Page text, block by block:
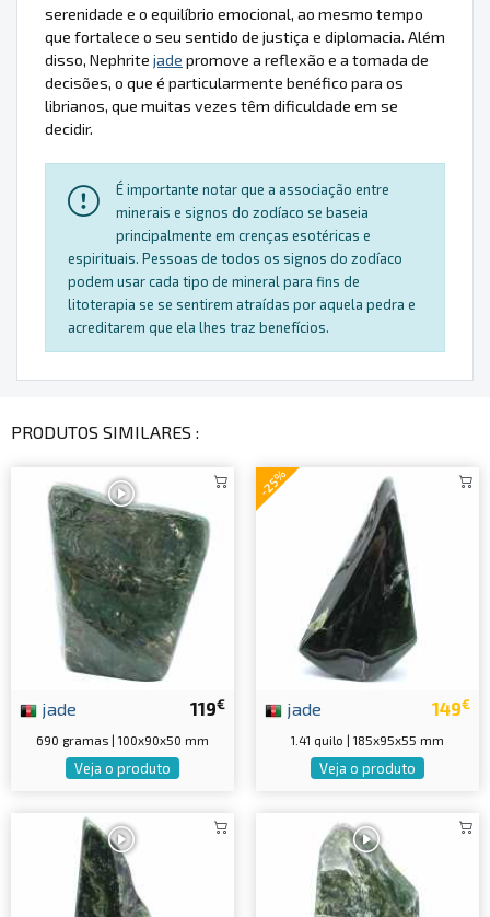
serenidade e o equilíbrio emocional, ao mesmo tempo
que fortalece o seu sentido de justiça e diplomacia. Além
disso, Nephrite jade promove a reflexão e a tomada de
decisões, o que é particularmente benéfico para os
librianos, que muitas vezes têm dificuldade em se
decidir.
É importante notar que a associação entre
minerais e signos do zodíaco se baseia
principalmente em crenças esotéricas e
espirituais. Pessoas de todos os signos do zodíaco
podem usar cada tipo de mineral para fins de
litoterapia se se sentirem atraídas por aquela pedra e
acreditarem que ela lhes traz benefícios.
PRODUTOS SIMILARES :
119€
jade
690 gramas | 100x90x50 mm
Veja o produto
-25%
149€
jade
1.41 quilo | 185x95x55 mm
Veja o produto